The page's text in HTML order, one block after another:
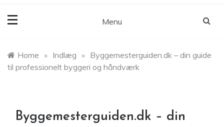
Menu
Home » Indlæg » Byggemesterguiden.dk – din guide
til professionelt byggeri og håndværk
Byggemesterguiden.dk – din